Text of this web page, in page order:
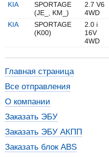
KIA
SPORTAGE
(JE_, KM_)
2.7 V6
4WD
KIA
SPORTAGE
(K00)
2.0 i
16V
4WD
Главная страница
Все отправления
О компании
Заказать ЭБУ
Заказать ЭБУ АКПП
Заказать блок ABS